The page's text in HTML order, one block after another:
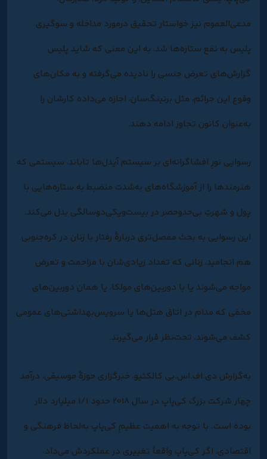
مدعی‌العموم نیز خواستار تحقیق درمورد مداخله و سوگیری
پلیس به نفع ستاره‌ها شد، به این معنی که شاید پلیس
گزارش‌های تعرض جنسی را نادیده می‌گرفته و به مکان‌های
وقوع این جرائم، مثل برنینگ‌سان، اجازه می‌داده کارشان را
به‌عنوان کانون تجاوز ادامه دهند.
رسوایی نورِ افشاگرانه‌ای بر سیستم آیدل‌‌ها تاباند، سیستمی که
هنرمندها را از آموزشگاه‌های به‌شدت منضبط به ستاره‌هایی با
پول و شهرتِ بی‌حدوحصر در بیست‌ویکی‌دوسالگی بدل می‌کند.
این رسوایی به بحث مفصل‌تری دربارۀ رفتار با زنان در کره‌جنوبی
هم انجامید، زنانی که تعداد زیادی‌شان با مزاحمت و تعرض
مواجه می‌شوند یا با دوربین‌های مولکا، یا همان دوربین‌های
مخفی که مدام در اتاق هتل‌ها یا سرویس‌بهداشتی‌های عمومی
کشف می‌شوند، تحت‌نظر قرار می‌گیرند.
به‌گزارش دی‌.اف‌.اس‌.بی کالکتیو، خبرگزاری حوزۀ موسیقی، درآمد
چهار شرکت بزرگ کی‌پاپ در سال ۲۰۱۸ حدود ۱/۱ میلیارد دلار
بوده است. با توجه به اهمیت عظیمِ کی‌پاپ به‌لحاظ فرهنگی و
اقتصادی، اگر کی‌پاپ واقعاً تغییری در عملکردش می‌داد،